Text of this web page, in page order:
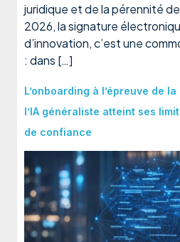
juridique et de la pérennité
2026, la signature
d’innovation, c’est une
: dans […]
L’onboarding à l’épreuve de
l’IA généraliste atteint ses
de confiance